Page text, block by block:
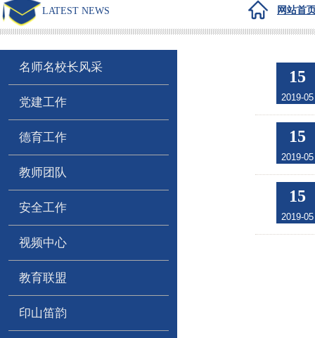
LATEST NEWS 网站首
名师名校长风采
党建工作
德育工作
教师团队
安全工作
视频中心
教育联盟
印山笛韵
15
2019-05
15
2019-05
15
2019-05